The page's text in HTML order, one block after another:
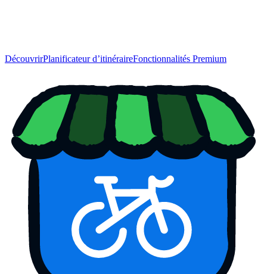
DécouvrirPlanificateur d’itinéraireFonctionnalités Premium